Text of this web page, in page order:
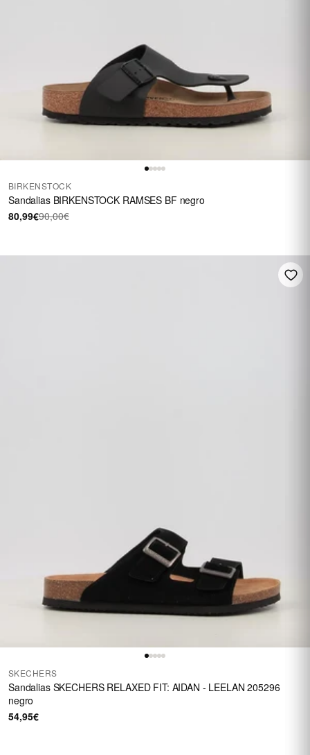
BIRKENSTOCK
Sandalias BIRKENSTOCK RAMSES BF negro
80,99€90,00€
SKECHERS
Sandalias SKECHERS RELAXED FIT: AIDAN - LEELAN 205296
negro
54,95€